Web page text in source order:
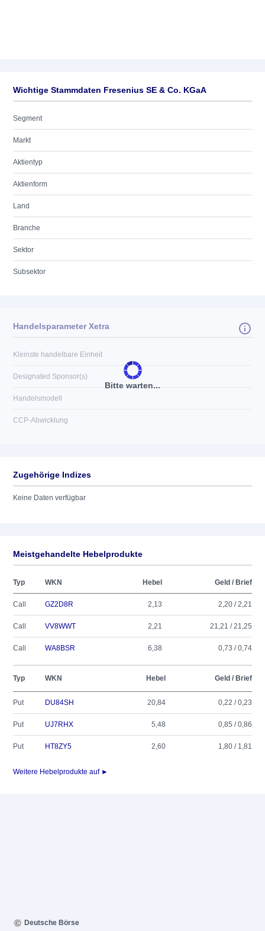
Wichtige Stammdaten Fresenius SE & Co. KGaA
Segment
Markt
Aktientyp
Aktienform
Land
Branche
Sektor
Subsektor
Bitte warten...
Handelsparameter Xetra
Kleinste handelbare Einheit
Designated Sponsor(s)
Handelsmodell
CCP-Abwicklung
Zugehörige Indizes
Keine Daten verfügbar
Meistgehandelte Hebelprodukte
Typ WKN Hebel Geld / Brief
Call GZ2D8R 2,13 2,20 / 2,21
Call VV8WWT 2,21 21,21 / 21,25
Call WA8BSR 6,38 0,73 / 0,74
Typ WKN Hebel Geld / Brief
Put DU84SH 20,84 0,22 / 0,23
Put UJ7RHX 5,48 0,85 / 0,86
Put HT8ZY5 2,60 1,80 / 1,81
Weitere Hebelprodukte auf ►
Deutsche Börse